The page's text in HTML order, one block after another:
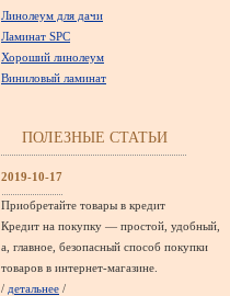
Линолеум для дачи
Ламинат SPC
Хороший линолеум
Виниловый ламинат
ПОЛЕЗНЫЕ СТАТЬИ
2019-10-17
Приобретайте товары в кредит
Кредит на покупку — простой, удобный,
а, главное, безопасный способ покупки
товаров в интернет-магазине.
/ детальнее /